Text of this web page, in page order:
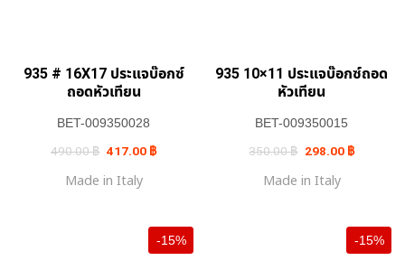
935 # 16X17 ประแจบ๊อกซ์
ถอดหัวเทียน
BET-009350028
490.00฿
Original
price
490.00 ฿.
417.00 ฿Current
price
Made in Italy
935 10×11 ประแจบ๊อกซ์ถอด
หัวเทียน
BET-009350015
350.00฿ Original
price
350.00 ฿.
298.00 ฿Current
price
Made in Italy
-15% -15%